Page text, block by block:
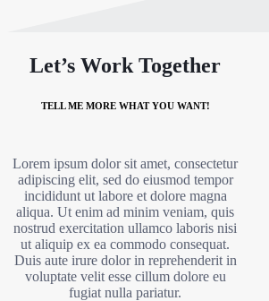
Let’s Work Together
TELL ME MORE WHAT YOU WANT!
Lorem ipsum dolor sit amet, consectetur
adipiscing elit, sed do eiusmod tempor
incididunt ut labore et dolore magna
aliqua. Ut enim ad minim veniam, quis
nostrud exercitation ullamco laboris nisi
ut aliquip ex ea commodo consequat.
Duis aute irure dolor in reprehenderit in
voluptate velit esse cillum dolore eu
fugiat nulla pariatur.